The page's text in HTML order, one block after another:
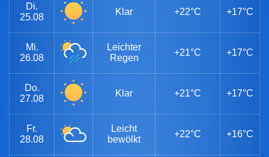
Di.
25.08
Klar +22°C +17°C
Mi.
26.08
Leichter
Regen
+21°C +17°C
Do.
27.08
Klar +21°C +17°C
Fr.
28.08
Leicht
bewölkt
+22°C +16°C